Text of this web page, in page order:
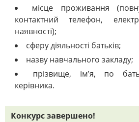
місце проживання
контактний телефон,
наявності);
сферу діяльності батьків;
назву навчального закладу;
прізвище, ім’я, по
керівника.
Конкурс завершено!